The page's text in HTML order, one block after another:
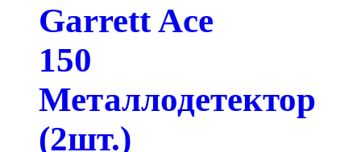
Garrett Ace
150
Металлодетектор
(2шт.)